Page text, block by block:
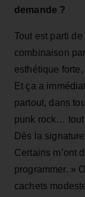
demande ?
Tout est parti
combinaison
esthétique
Et ça a
partout, dans
punk rock… tout
Dès la
Certains m’ont
programmer. »
cachets